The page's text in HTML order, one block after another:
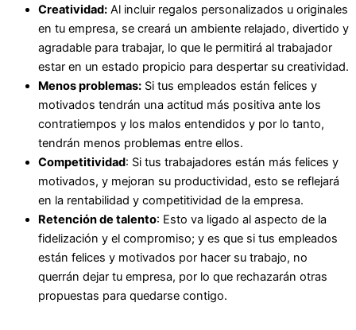
Creatividad: Al incluir regalos personalizados u originales
en tu empresa, se creará un ambiente relajado, divertido y
agradable para trabajar, lo que le permitirá al trabajador
estar en un estado propicio para despertar su creatividad.
Menos problemas: Si tus empleados están felices y
motivados tendrán una actitud más positiva ante los
contratiempos y los malos entendidos y por lo tanto,
tendrán menos problemas entre ellos.
Competitividad: Si tus trabajadores están más felices y
motivados, y mejoran su productividad, esto se reflejará
en la rentabilidad y competitividad de la empresa.
Retención de talento: Esto va ligado al aspecto de la
fidelización y el compromiso; y es que si tus empleados
están felices y motivados por hacer su trabajo, no
querrán dejar tu empresa, por lo que rechazarán otras
propuestas para quedarse contigo.